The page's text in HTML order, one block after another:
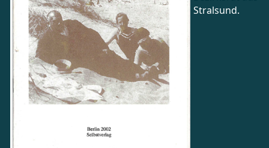
Stralsund.